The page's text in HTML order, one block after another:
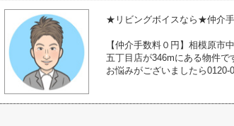
★リビングボイスなら★仲介
【仲介手数料０円】相模原
五丁目店が346mにある物件で
お悩みがございましたら0120-